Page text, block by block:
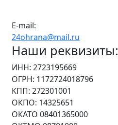
E-mail:
24ohrana@mail.ru
Наши реквизиты:
ИНН: 2723195669
ОГРН: 1172724018796
КПП: 272301001
ОКПО: 14325651
ОКАТО 08401365000